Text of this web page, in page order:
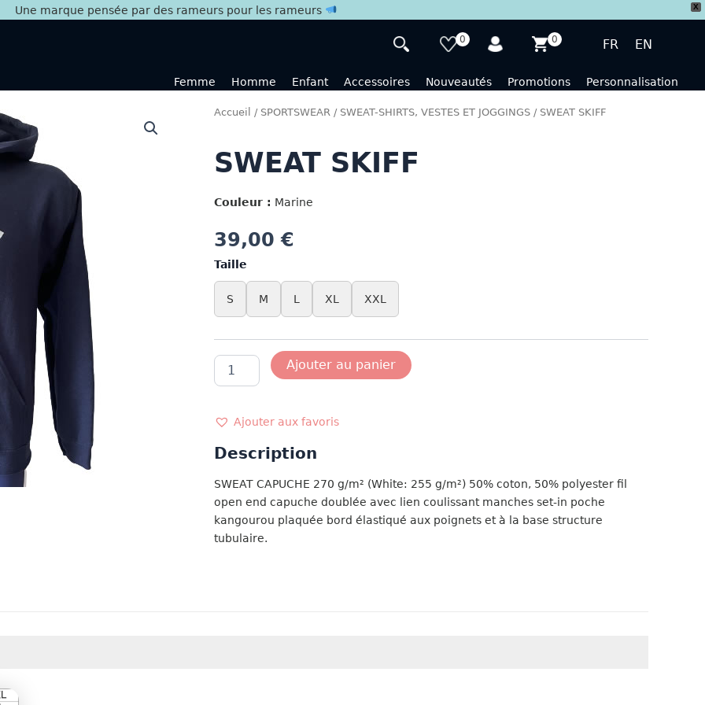
X
Une marque pensée par des rameurs pour les rameurs
0 0 FR EN
Femme Homme Enfant Accessoires Nouveautés Promotions Personnalisation
Accueil / SPORTSWEAR / SWEAT-SHIRTS, VESTES ET JOGGINGS / SWEAT SKIFF
SWEAT SKIFF
Couleur : Marine
39,00€
Taille
S M L XL XXL
quantité
SWEAT
Ajouter au panier
Ajouter aux favoris
Description
SWEAT CAPUCHE 270 g/m² (White: 255 g/m²) 50% coton, 50% polyester fil
open end capuche doublée avec lien coulissant manches set-in poche
kangourou plaquée bord élastiqué aux poignets et à la base structure
tubulaire.